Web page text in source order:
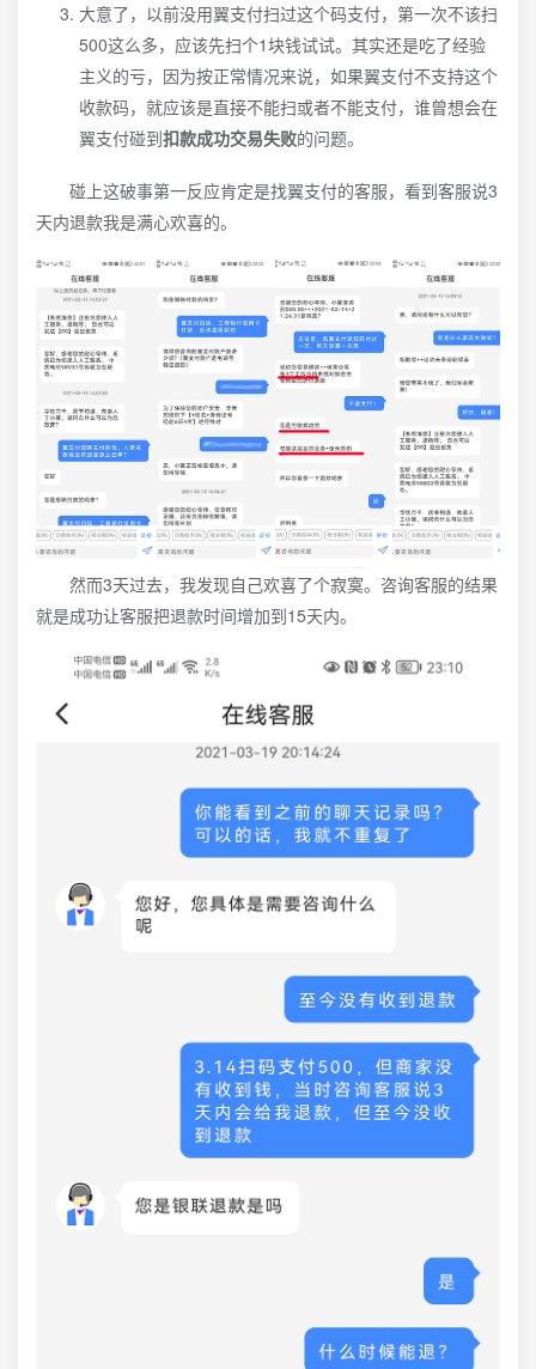
大意了，以前没用翼支付扫过这个码支付，第一次不该扫
500这么多，应该先扫个1块钱试试。其实还是吃了经验
主义的亏，因为按正常情况来说，如果翼支付不支持这个
收款码，就应该是直接不能扫或者不能支付，谁曾想会在
翼支付碰到扣款成功交易失败的问题。
碰上这破事第一反应肯定是找翼支付的客服，看到客服说3
天内退款我是满心欢喜的。
然而3天过去，我发现自己欢喜了个寂寞。咨询客服的结果
就是成功让客服把退款时间增加到15天内。